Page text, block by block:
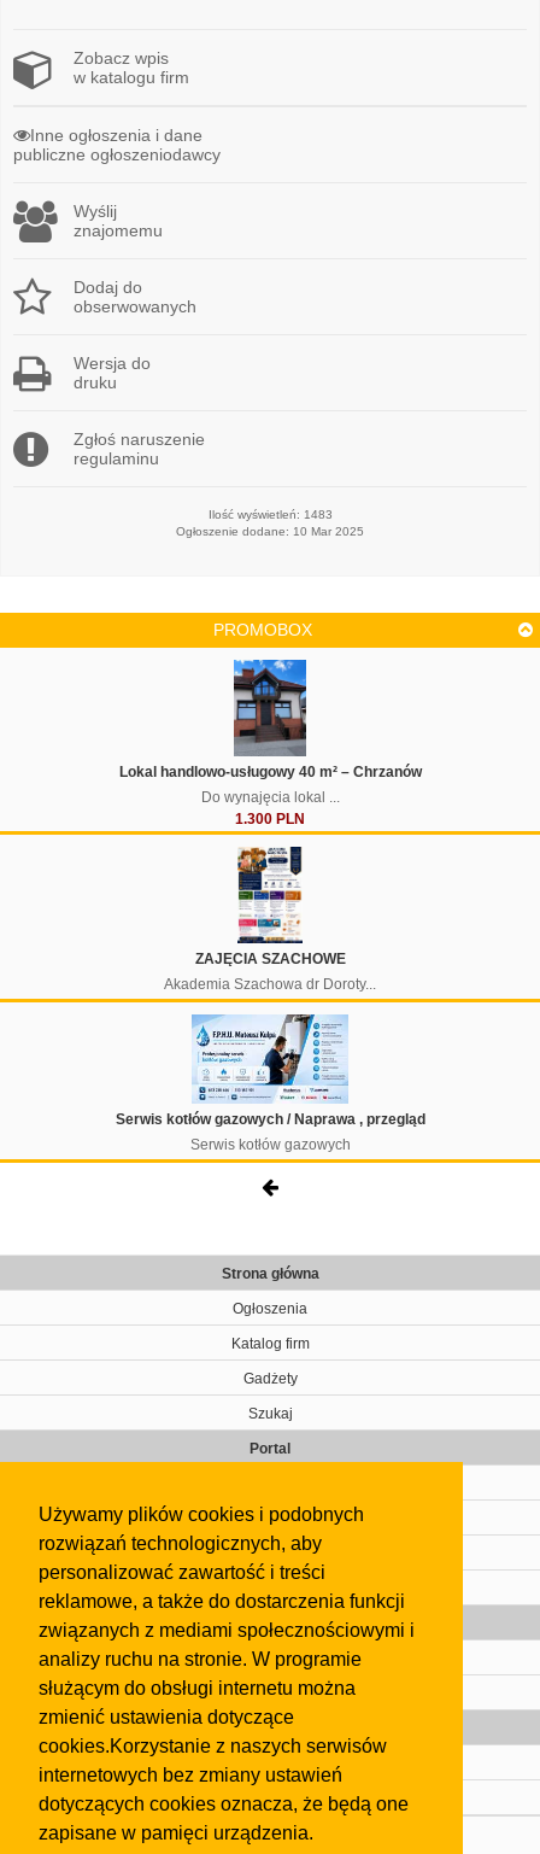
Używamy plików cookies i podobnych
rozwiązań technologicznych, aby
personalizować zawartość i treści
reklamowe, a także do dostarczenia funkcji
związanych z mediami społecznościowymi i
analizy ruchu na stronie. W programie
służącym do obsługi internetu można
zmienić ustawienia dotyczące
cookies.Korzystanie z naszych serwisów
internetowych bez zmiany ustawień
dotyczących cookies oznacza, że będą one
zapisane w pamięci urządzenia.
Zobacz wpis
w katalogu firm
Inne ogłoszenia i dane
publiczne ogłoszeniodawcy
Wyślij
znajomemu
Dodaj do
obserwowanych
Wersja do
druku
Zgłoś naruszenie
regulaminu
Ilość wyświetleń: 1483
Ogłoszenie dodane: 10 Mar 2025
PROMOBOX
Lokal handlowo-usługowy 40 m² – Chrzanów
Do wynajęcia lokal ...
1.300 PLN
ZAJĘCIA SZACHOWE
Akademia Szachowa dr Doroty...
Serwis kotłów gazowych / Naprawa , przegląd
Serwis kotłów gazowych
Strona główna
Ogłoszenia
Katalog firm
Gadżety
Szukaj
Portal
Kontakt
Regulamin
Gazeta
Olkusz
Kontakt
Strefa dla biznesu
Biura nieruchomości
Dealerzy i autokomisy
Skontaktuj się z nami